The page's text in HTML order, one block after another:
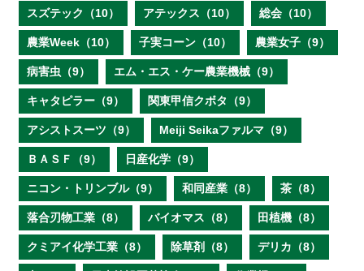
スズテック（10） アテックス（10） 総会（10）
農業Week（10） 子実コーン（10） 農業女子（9）
病害虫（9） エム・エス・ケー農業機械（9）
キャタピラー（9） 関東甲信クボタ（9）
アシストスーツ（9） Meiji Seikaファルマ（9）
ＢＡＳＦ（9） 日産化学（9）
ニコン・トリンブル（9） 和同産業（8） 茶（8）
落合刃物工業（8） バイオマス（8） 田植機（8）
クミアイ化学工業（8） 除草剤（8） デリカ（8）